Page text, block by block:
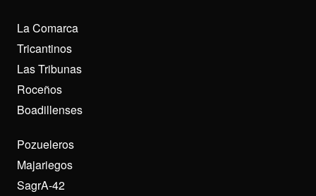
La Comarca
Tricantinos
Las Tribunas
Roceños
Boadillenses
Pozueleros
Majariegos
SagrA-42